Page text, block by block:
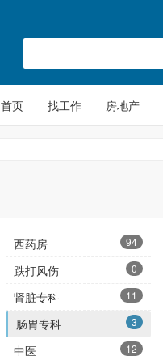
首页 找工作 房地产
西药房 94
跌打风伤 0
肾脏专科 11
肠胃专科 3
中医 12